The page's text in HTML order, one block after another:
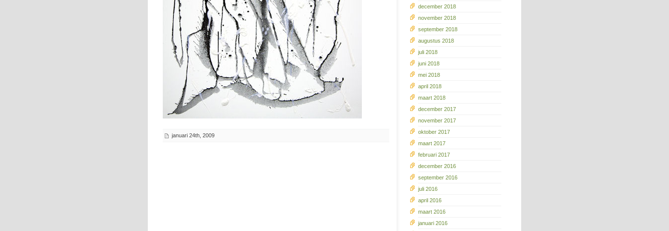
januari 24th, 2009
december 2018
november 2018
september 2018
augustus 2018
juli 2018
juni 2018
mei 2018
april 2018
maart 2018
december 2017
november 2017
oktober 2017
maart 2017
februari 2017
december 2016
september 2016
juli 2016
april 2016
maart 2016
januari 2016